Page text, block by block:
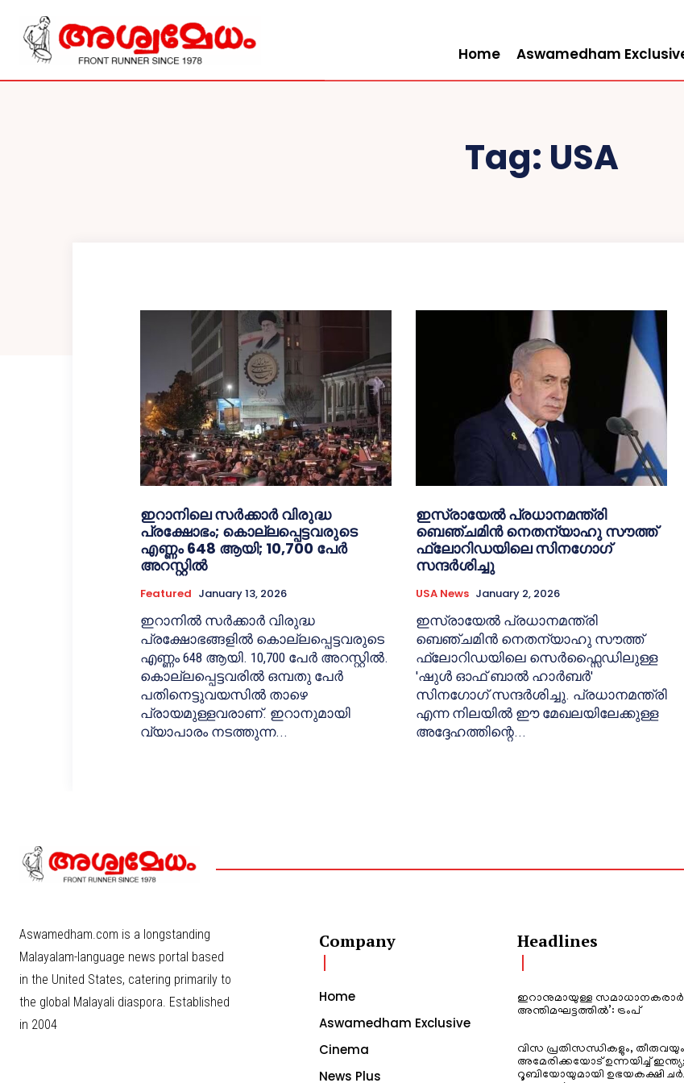
Home Aswamedham
Tag: USA
ഇറാനിലെ സര്‍ക്കാര്‍ വിരുദ്ധ
പ്രക്ഷോഭം; കൊല്ലപ്പെട്ടവരുടെ
എണ്ണം 648 ആയി; 10,700 പേര്‍
അറസ്റ്റില്‍
Featured January 13, 2026
ഇറാനില്‍ സര്‍ക്കാര്‍ വിരുദ്ധ
പ്രക്ഷോഭങ്ങളില്‍ കൊല്ലപ്പെട്ടവരുടെ
എണ്ണം 648 ആയി. 10,700 പേര്‍ അറസ്റ്റില്‍.
കൊല്ലപ്പെട്ടവരില്‍ ഒമ്പതു പേര്‍
പതിനെട്ടുവയസില്‍ താഴെ
പ്രായമുള്ളവരാണ്. ഇറാനുമായി
വ്യാപാരം നടത്തുന്ന...
ഇസ്രായേൽ പ്രധാനമന്ത്രി
ബെഞ്ചമിൻ നെതന്യാഹു സൗത്ത്
ഫ്ലോറിഡയിലെ സിനഗോഗ്
സന്ദർശിച്ചു
USA News January 2, 2026
ഇസ്രായേൽ പ്രധാനമന്ത്രി
ബെഞ്ചമിൻ നെതന്യാഹു സൗത്ത്
ഫ്ലോറിഡയിലെ സെർഫ്സൈഡിലുള്ള
'ഷുൾ ഓഫ് ബാൽ ഹാർബർ'
സിനഗോഗ് സന്ദർശിച്ചു. പ്രധാനമന്ത്രി
എന്ന നിലയിൽ ഈ മേഖലയിലേക്കുള്ള
അദ്ദേഹത്തിന്റെ...
Aswamedham.com is a longstanding
Malayalam-language news portal based
in the United States, catering primarily to
the global Malayali diaspora. Established
in 2004
Company
Home
Aswamedham Exclusive
Cinema
News Plus
Headlines
ഇറാനുമായുള്ള സമാധാനകരാർ
അന്തിമഘട്ടത്തിൽ‌’: ട്രംപ്
വിസ പ്രതിസന്ധികളും, തീരുവയും
അമേരിക്കയോട് ഉന്നയിച്ച്
റൂബിയോയുമായി ഉഭയകക്ഷി